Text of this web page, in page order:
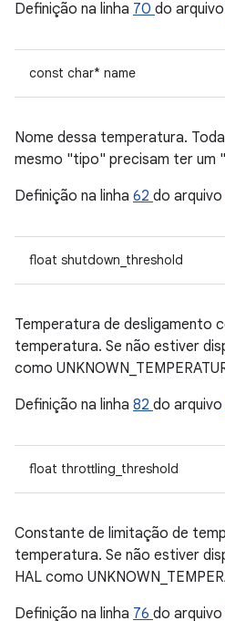
Definição na linha 70 do arquivo
const char* name
Nome dessa temperatura.
mesmo "tipo" precisam ter um
Definição na linha 62 do arquivo
float shutdown_threshold
Temperatura de desligamento
temperatura. Se não estiver
como
Definição na linha 82 do arquivo
float throttling_threshold
Constante de limitação de
temperatura. Se não estiver
HAL como
Definição na linha 76 do arquivo